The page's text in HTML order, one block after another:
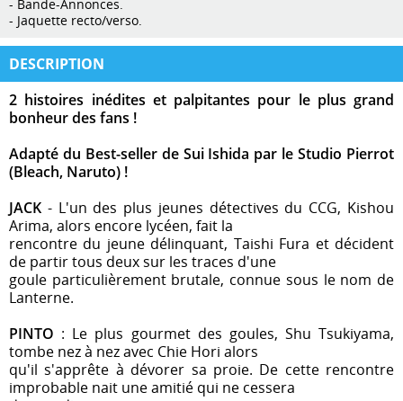
- Bande-Annonces.
- Jaquette recto/verso.
DESCRIPTION
2 histoires inédites et palpitantes pour le plus grand
bonheur des fans !
Adapté du Best-seller de Sui Ishida par le Studio Pierrot
(Bleach, Naruto) !
JACK - L'un des plus jeunes détectives du CCG, Kishou
Arima, alors encore lycéen, fait la
rencontre du jeune délinquant, Taishi Fura et décident
de partir tous deux sur les traces d'une
goule particulièrement brutale, connue sous le nom de
Lanterne.
PINTO : Le plus gourmet des goules, Shu Tsukiyama,
tombe nez à nez avec Chie Hori alors
qu'il s'apprête à dévorer sa proie. De cette rencontre
improbable nait une amitié qui ne cessera